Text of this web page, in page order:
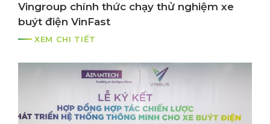
Vingroup chính thức chạy thử nghiệm xe
buýt điện VinFast
XEM CHI TIẾT